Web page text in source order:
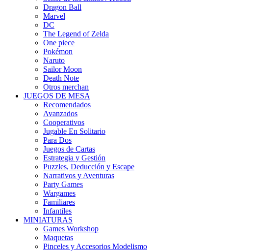
Dragon Ball
Marvel
DC
The Legend of Zelda
One piece
Pokémon
Naruto
Sailor Moon
Death Note
Otros merchan
JUEGOS DE MESA
Recomendados
Avanzados
Cooperativos
Jugable En Solitario
Para Dos
Juegos de Cartas
Estrategia y Gestión
Puzzles, Deducción y Escape
Narrativos y Aventuras
Party Games
Wargames
Familiares
Infantiles
MINIATURAS
Games Workshop
Maquetas
Pinceles y Accesorios Modelismo